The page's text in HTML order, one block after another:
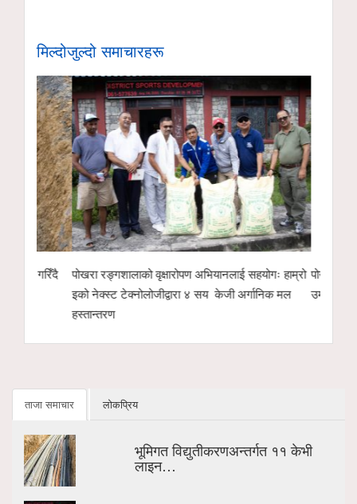
मिल्दोजुल्दो समाचारहरू
पोखरा रङ्गशालाको वृक्षारोपण अभियानलाई सहयोगः हाम्रो
इको नेक्स्ट टेक्नोलोजीद्वारा ४ सय केजी अर्गानिक मल
हस्तान्तरण
पोखरा उद्योग
उम्मेदवारको
ताजा समाचार लोकप्रिय
भूमिगत विद्युतीकरणअन्तर्गत ११ केभी
लाइन…